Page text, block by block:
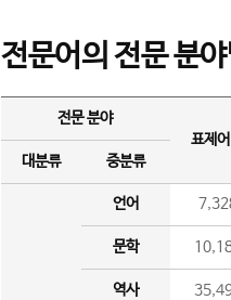
전문어의 전문 분
전문 분야
표제
대분류
중분류
언어
문학
역사